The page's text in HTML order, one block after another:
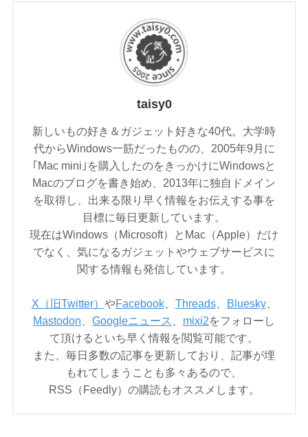
taisy0
新しいもの好き＆ガジェット好きな40代。大学時
代からWindows一筋だったものの、2005年9月に
｢Mac mini｣を購入したのをきっかけにWindowsと
Macのブログを書き始め、2013年に独自ドメイン
を取得し、出来る限り早く情報をお伝えする事を
目標に毎日更新しています。
現在はWindows（Microsoft）とMac（Apple）だけ
でなく、気になるガジェットやウェブサービスに
関する情報も発信しています。
X（旧Twitter） やFacebook、 Threads、 Bluesky、
Mastodon
Googleニュース mixi2をフォローし
て頂けるといち早く情報を閲覧可能です。
また、毎日多数の記事を更新しており、記事が埋
もれてしまうことも多々あるので、
RSS（Feedly）の購読もオススメします。